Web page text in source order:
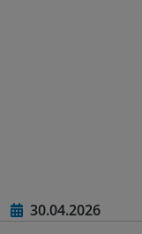
30.04.2026